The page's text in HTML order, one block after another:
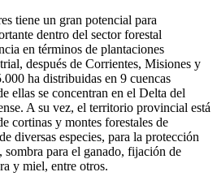
tiene un gran potencial para
dentro del sector forestal
en términos de plantaciones
después de Corrientes, Misiones y
ha distribuidas en 9 cuencas
ellas se concentran en el Delta del
A su vez, el territorio provincial está
cortinas y montes forestales de
diversas especies, para la protección
para el ganado, fijación de
y miel, entre otros.